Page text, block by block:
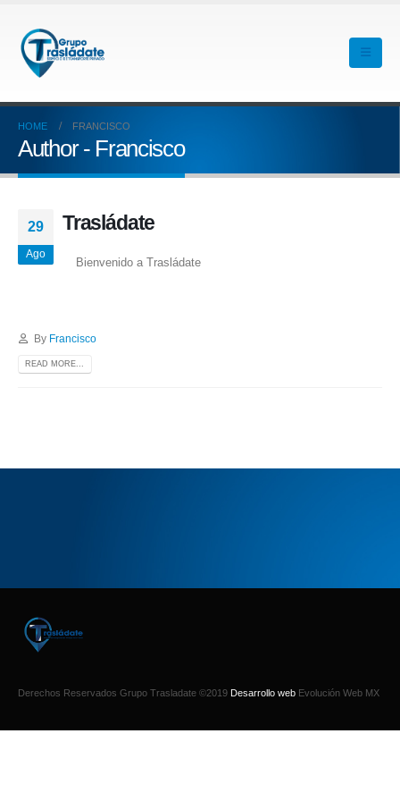
HOME FRANCISCO
Author - Francisco
29
Ago
Trasládate
Bienvenido a Trasládate
By Francisco
READ MORE...
Derechos Reservados Grupo Trasladate ©2019 Desarrollo web Evolución Web MX